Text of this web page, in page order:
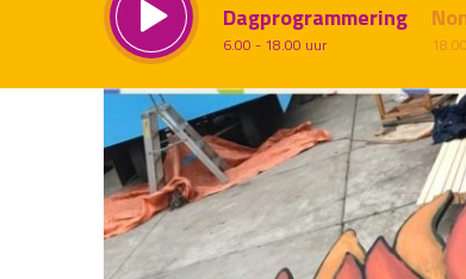
Dagprogrammering
6.00 - 18.00 uur
Inklappen